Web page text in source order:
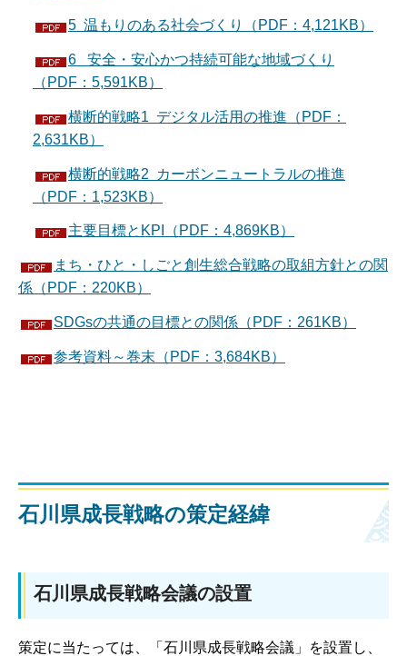
5 温もりのある社会づくり（PDF：4,121KB）
6 安全・安心かつ持続可能な地域づくり
（PDF：5,591KB）
横断的戦略1 デジタル活用の推進（PDF：
2,631KB）
横断的戦略2 カーボンニュートラルの推進
（PDF：1,523KB）
主要目標とKPI（PDF：4,869KB）
まち・ひと・しごと創生総合戦略の取組方針との関
係（PDF：220KB）
SDGsの共通の目標との関係（PDF：261KB）
参考資料～巻末（PDF：3,684KB）
石川県成長戦略の策定経緯
石川県成長戦略会議の設置
策定に当たっては、「石川県成長戦略会議」を設置し、